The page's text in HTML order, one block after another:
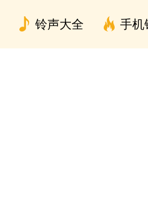
铃声大全 手机